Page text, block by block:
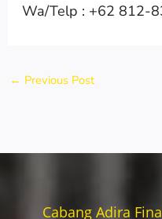
Wa/Telp : +62 812-
← Previous Post
Cabang Adira